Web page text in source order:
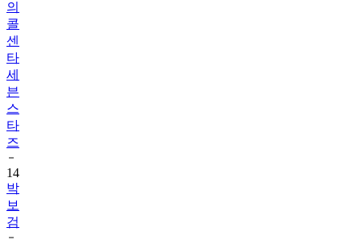
의
콜
센
타
세
븐
스
타
즈
14
박
보
검